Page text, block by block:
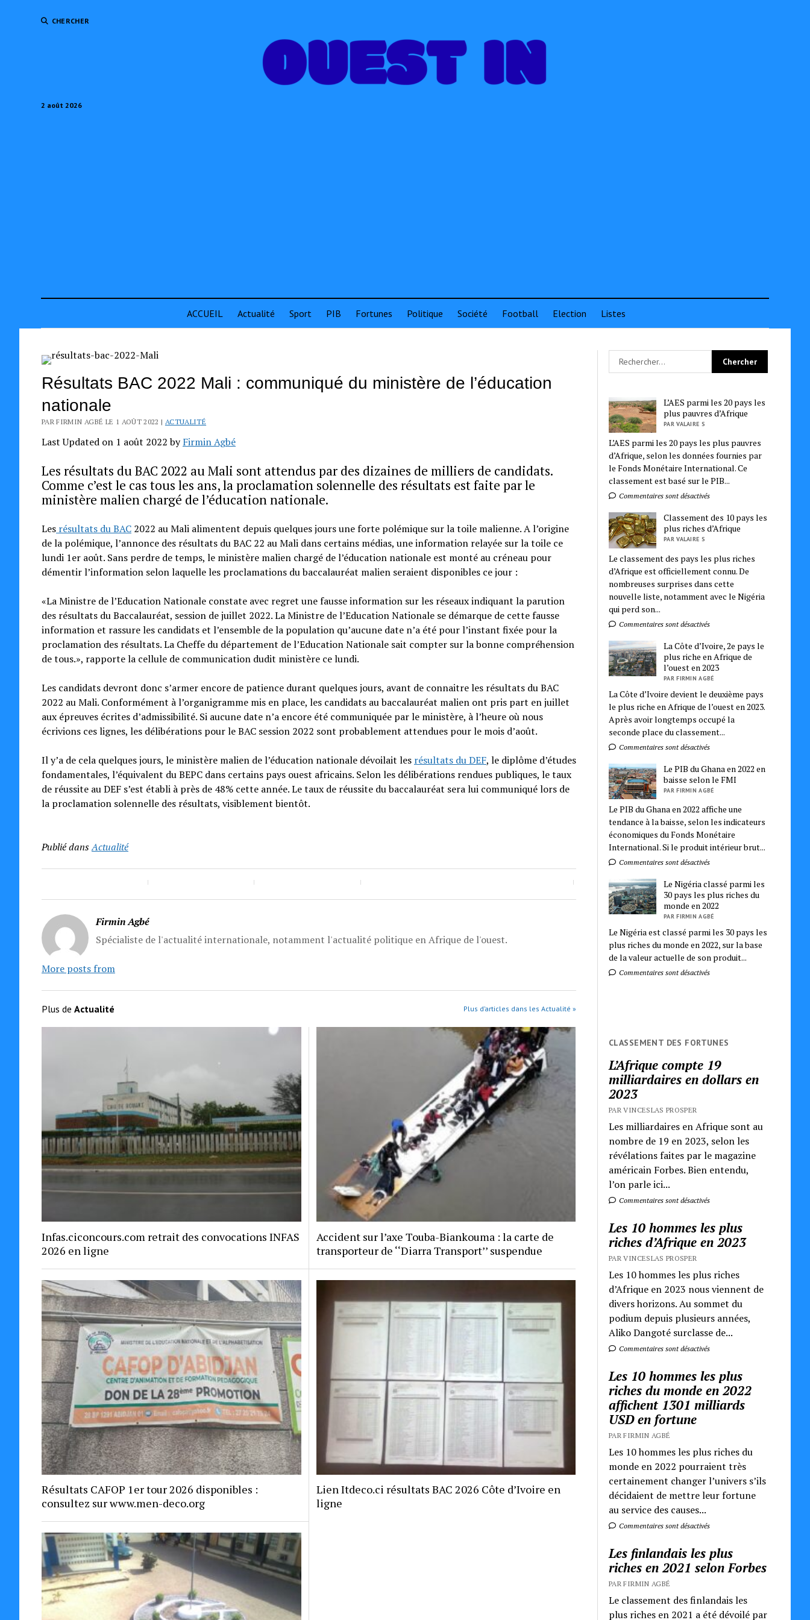
CHERCHER
2 août 2026
ACCUEIL Actualité Sport PIB Fortunes Politique Société Football Election Listes
Résultats BAC 2022 Mali : communiqué du ministère de l’éducation
nationale
PAR FIRMIN AGBÉ LE 1 AOÛT 2022 | ACTUALITÉ
Last Updated on 1 août 2022 byFirmin Agbé
Les résultats du BAC 2022 au Mali sont attendus par des dizaines de milliers de candidats.
Comme c’est le cas tous les ans, la proclamation solennelle des résultats est faite par le
ministère malien chargé de l’éducation nationale.
Lesrésultats du BAC2022 au Mali alimentent depuis quelques jours une forte polémique sur la toile malienne. A l’origine
de la polémique, l’annonce des résultats du BAC 22 au Mali dans certains médias, une information relayée sur la toile ce
lundi 1er août. Sans perdre de temps, le ministère malien chargé de l’éducation nationale est monté au créneau pour
démentir l’information selon laquelle les proclamations du baccalauréat malien seraient disponibles ce jour :
«La Ministre de l’Education Nationale constate avec regret une fausse information sur les réseaux indiquant la parution
des résultats du Baccalauréat, session de juillet 2022. La Ministre de l’Education Nationale se démarque de cette fausse
information et rassure les candidats et l’ensemble de la population qu’aucune date n’a été pour l’instant fixée pour la
proclamation des résultats. La Cheffe du département de l’Education Nationale sait compter sur la bonne compréhension
de tous.», rapporte la cellule de communication dudit ministère ce lundi.
Les candidats devront donc s’armer encore de patience durant quelques jours, avant de connaitre les résultats du BAC
2022 au Mali. Conformément à l’organigramme mis en place, les candidats au baccalauréat malien ont pris part en juillet
aux épreuves écrites d’admissibilité. Si aucune date n’a encore été communiquée par le ministère, à l’heure où nous
écrivions ces lignes, les délibérations pour le BAC session 2022 sont probablement attendues pour le mois d’août.
Il y’a de cela quelques jours, le ministère malien de l’éducation nationale dévoilait les résultats du DEF, le diplôme d’études
fondamentales, l’équivalent du BEPC dans certains pays ouest africains. Selon les délibérations rendues publiques, le taux
de réussite au DEF s’est établi à près de 48% cette année. Le taux de réussite du baccalauréat sera lui communiqué lors de
la proclamation solennelle des résultats, visiblement bientôt.
Publié dansActualité
Firmin Agbé
Spécialiste de l'actualité internationale, notamment l'actualité politique en Afrique de l'ouest.
More posts from
Plus de Actualité Plus d’articles dans les Actualité »
Infas.ciconcours.com retrait des convocations INFAS
2026 en ligne
Accident sur l’axe Touba-Biankouma : la carte de
transporteur de ‘‘Diarra Transport’’ suspendue
Résultats CAFOP 1er tour 2026 disponibles :
consultez sur www.men-deco.org
Lien Itdeco.ci résultats BAC 2026 Côte d’Ivoire en
ligne
L’AES parmi les 20 pays les
plus pauvres d’Afrique
PAR VALAIRE S
L’AES parmi les 20 pays les plus pauvres
d’Afrique, selon les données fournies par
le Fonds Monétaire International. Ce
classement est basé sur le PIB...
Commentaires sont désactivés
Classement des 10 pays les
plus riches d’Afrique
PAR VALAIRE S
Le classement des pays les plus riches
d’Afrique est officiellement connu. De
nombreuses surprises dans cette
nouvelle liste, notamment avec le Nigéria
qui perd son...
Commentaires sont désactivés
La Côte d’Ivoire, 2e pays le
plus riche en Afrique de
l’ouest en 2023
PAR FIRMIN AGBÉ
La Côte d’Ivoire devient le deuxième pays
le plus riche en Afrique de l’ouest en 2023.
Après avoir longtemps occupé la
seconde place du classement...
Commentaires sont désactivés
Le PIB du Ghana en 2022 en
baisse selon le FMI
PAR FIRMIN AGBÉ
Le PIB du Ghana en 2022 affiche une
tendance à la baisse, selon les indicateurs
économiques du Fonds Monétaire
International. Si le produit intérieur brut...
Commentaires sont désactivés
Le Nigéria classé parmi les
30 pays les plus riches du
monde en 2022
PAR FIRMIN AGBÉ
Le Nigéria est classé parmi les 30 pays les
plus riches du monde en 2022, sur la base
de la valeur actuelle de son produit...
Commentaires sont désactivés
CLASSEMENT DES FORTUNES
L’Afrique compte 19
milliardaires en dollars en
2023
PAR VINCESLAS PROSPER
Les milliardaires en Afrique sont au
nombre de 19 en 2023, selon les
révélations faites par le magazine
américain Forbes. Bien entendu,
l’on parle ici...
Commentaires sont désactivés
Les 10 hommes les plus
riches d’Afrique en 2023
PAR VINCESLAS PROSPER
Les 10 hommes les plus riches
d’Afrique en 2023 nous viennent de
divers horizons. Au sommet du
podium depuis plusieurs années,
Aliko Dangoté surclasse de...
Commentaires sont désactivés
Les 10 hommes les plus
riches du monde en 2022
affichent 1301 milliards
USD en fortune
PAR FIRMIN AGBÉ
Les 10 hommes les plus riches du
monde en 2022 pourraient très
certainement changer l’univers s’ils
décidaient de mettre leur fortune
au service des causes...
Commentaires sont désactivés
Les finlandais les plus
riches en 2021 selon Forbes
PAR FIRMIN AGBÉ
Le classement des finlandais les
plus riches en 2021 a été dévoilé par